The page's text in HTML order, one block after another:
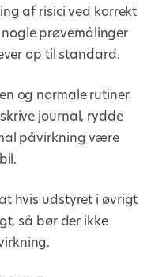
af risici ved korrekt
prøvemålinger
op til standard.
og normale rutiner
journal, rydde
påvirkning være
hvis udstyret i øvrigt
så bør der ikke